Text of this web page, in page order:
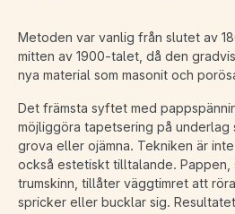
Metoden var vanlig från slutet av
mitten av 1900-talet, då den
nya material som masonit och
Det främsta syftet med
möjliggöra tapetsering på underlag
grova eller ojämna. Tekniken är
också estetiskt tilltalande. Pappen,
trumskinn, tillåter väggtimret att
spricker eller bucklar sig.